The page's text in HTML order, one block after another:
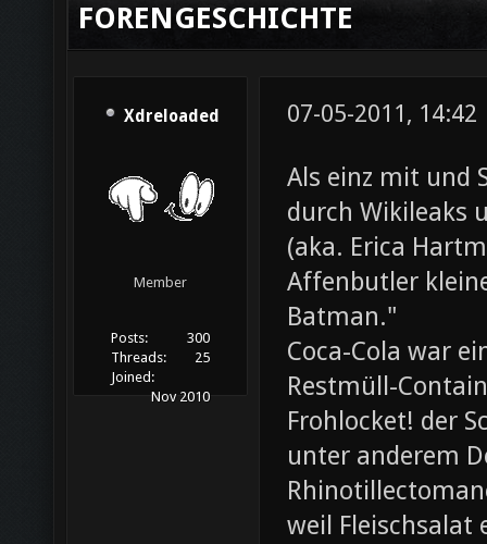
FORENGESCHICHTE
Xdreloaded
Member
Posts:
300
Threads:
25
Joined:
Nov 2010
07-05-2011, 14:42
Als einz mit und
durch Wikileaks
(aka. Erica
Affenbutler
Batman."
Coca-Cola war
Restmüll-
Frohlocket! der
unter anderem
weil Fleischsalat